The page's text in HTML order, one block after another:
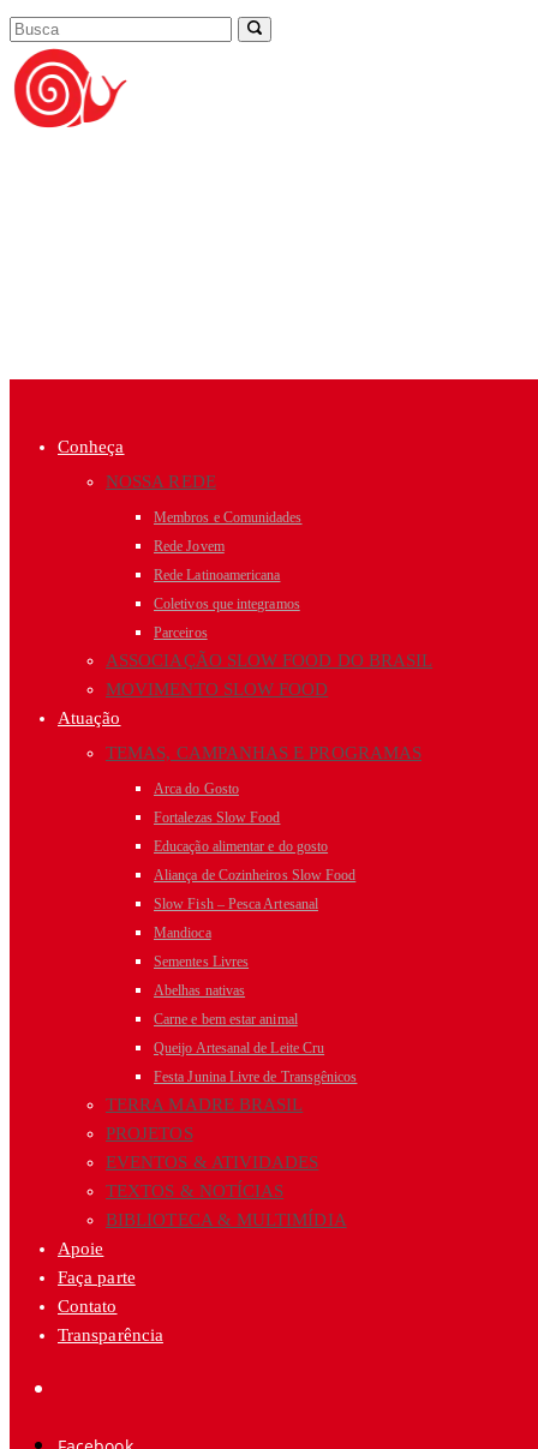
Conheça
NOSSA REDE
Membros e Comunidades
Rede Jovem
Rede Latinoamericana
Coletivos que integramos
Parceiros
ASSOCIAÇÃO SLOW FOOD DO BRASIL
MOVIMENTO SLOW FOOD
Atuação
TEMAS, CAMPANHAS E PROGRAMAS
Arca do Gosto
Fortalezas Slow Food
Educação alimentar e do gosto
Aliança de Cozinheiros Slow Food
Slow Fish – Pesca Artesanal
Mandioca
Sementes Livres
Abelhas nativas
Carne e bem estar animal
Queijo Artesanal de Leite Cru
Festa Junina Livre de Transgênicos
TERRA MADRE BRASIL
PROJETOS
EVENTOS & ATIVIDADES
TEXTOS & NOTÍCIAS
BIBLIOTECA & MULTIMÍDIA
Apoie
Faça parte
Contato
Transparência